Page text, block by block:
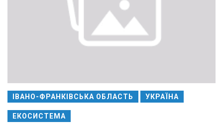
ІВАНО-ФРАНКІВСЬКА ОБЛАСТЬ УКРАЇНА
ЕКОСИСТЕМА